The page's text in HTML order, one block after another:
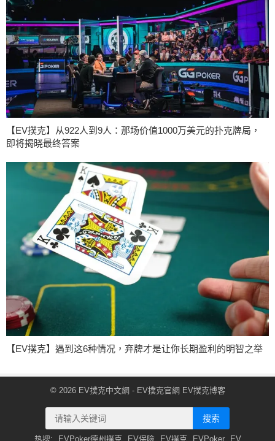
【EV撲克】从922人到9人：那场价值1000万美元的扑克牌局，
即将揭晓最终答案
【EV撲克】遇到这6种情况，弃牌才是让你长期盈利的明智之举
© 2026 EV撲克中文網 - EV撲克官網 EV撲克博客
搜索
热搜: EVPoker德州撲克 EV保險 EV撲克 EVPoker EV